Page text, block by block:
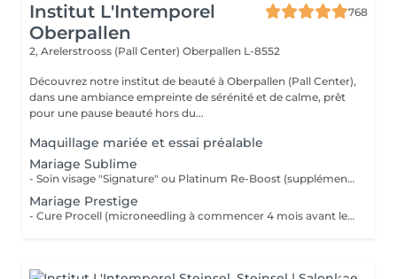
Institut L'Intemporel
Oberpallen
768
2, Arelerstrooss (Pall Center) Oberpallen L-8552
Découvrez notre institut de beauté à Oberpallen (Pall Center),
dans une ambiance empreinte de sérénité et de calme, prêt
pour une pause beauté hors du...
Maquillage mariée et essai préalable
Mariage Sublime
- Soin visage "Signature" ou Platinum Re-Boost (supplément de 25€) - Gommage du corps - Massage détente dos et épaules - Beauté des pieds et vernis simple (semi permanent +6€) - Beauté des mains et vernis classique (semi permanent +15€) - Maquillage Mariée et essai préalable - Épilations au choix à la cire classique Forfait à planifier avec votre esthéticienne 599€ au lieu de 728€
Mariage Prestige
- Cure Procell (microneedling à commencer 4 mois avant le jour J) ou cure Soin Signature - Gommage du corps et massage 1h : 1 semaine avant le jour J - Beauté des mains et beauté des pieds (vernis semi permanent en supplément): 2 jours avant le jour J - Maquillage Mariée, le jour J et son essai préalable à votre convenance - Épilations au choix, 2 jours avant le jour J 1099€ au lieu de 1435€